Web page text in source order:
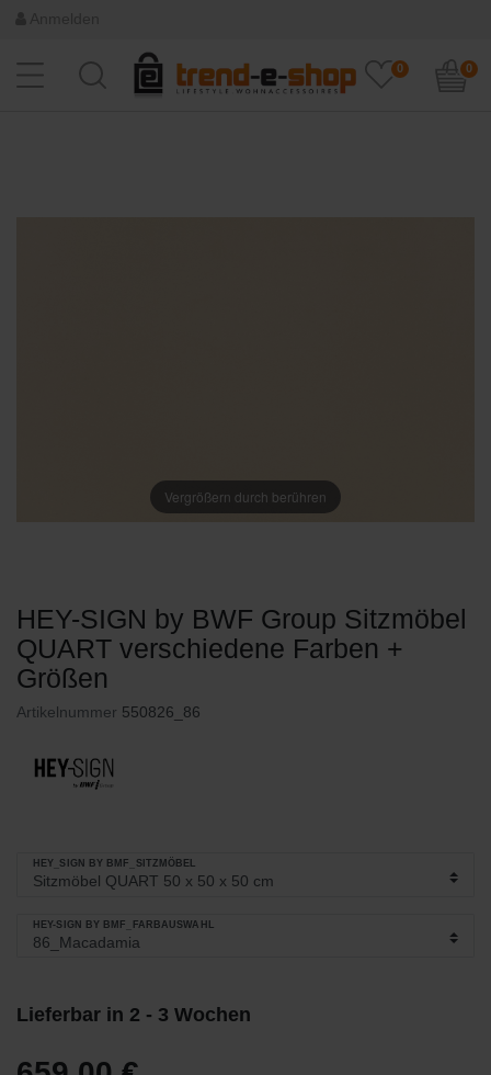
0 0
Vergrößern durch berühren
HEY-SIGN by BWF Group Sitzmöbel
QUART verschiedene Farben +
Größen
Artikelnummer 550826_86
HEY_SIGN BY BMF_SITZMÖBEL
HEY-SIGN BY BMF_FARBAUSWAHL
Lieferbar in 2 - 3 Wochen